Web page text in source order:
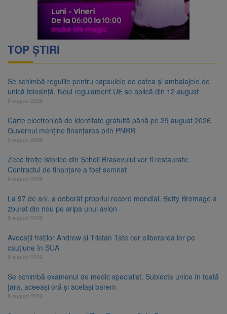
TOP ȘTIRI
Se schimbă regulile pentru capsulele de cafea și ambalajele de
unică folosință. Noul regulament UE se aplică din 12 august
9 august 2026
Carte electronică de identitate gratuită până pe 29 august 2026.
Guvernul menține finanțarea prin PNRR
9 august 2026
Zece troițe istorice din Șcheii Brașovului vor fi restaurate.
Contractul de finanțare a fost semnat
9 august 2026
La 97 de ani, a doborât propriul record mondial. Betty Bromage a
zburat din nou pe aripa unui avion
9 august 2026
Avocații fraților Andrew și Tristan Tate cer eliberarea lor pe
cauțiune în SUA
9 august 2026
Se schimbă examenul de medic specialist. Subiecte unice în toată
țara, aceeași oră și același barem
8 august 2026